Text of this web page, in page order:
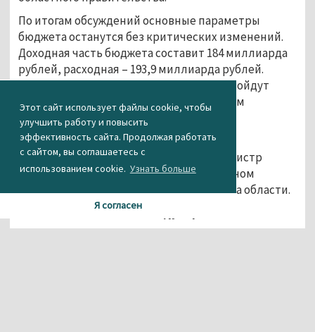
Этот сайт использует файлы cookie, чтобы
улучшить работу и повысить
эффективность сайта. Продолжая работать
с сайтом, вы соглашаетесь с
использованием cookie. Узнать больше
Я согласен
По итогам обсуждений основные параметры
бюджета останутся без критических изменений.
Доходная часть бюджета составит 184 миллиарда
рублей, расходная – 193,9 миллиарда рублей.
Однако внутри отдельных статей произойдут
перераспределения средств, в основном
касающиеся порядка финансирования
социальных объектов.
Итоговые цифры 29 ноября озвучит министр
финансов Галина Кулаченко на совместном
заседании Заксобрания и правительства области.
Агентство новостей «Между строк»